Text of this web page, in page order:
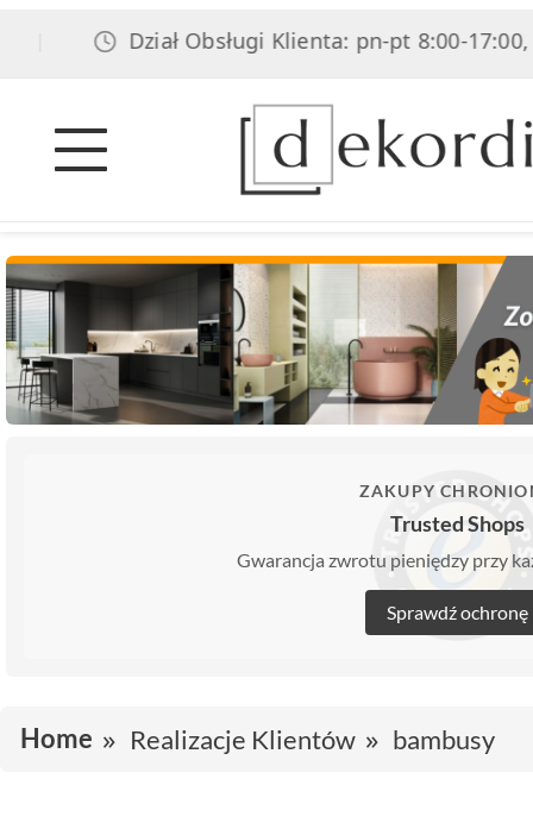
Dział Obsługi Klienta: pn-pt 8:00-17:00, sob
ZAKUPY
Trusted Shops
Gwarancja zwrotu pieniędzy przy
Sprawdź ochronę
Home Realizacje Klientów bambusy